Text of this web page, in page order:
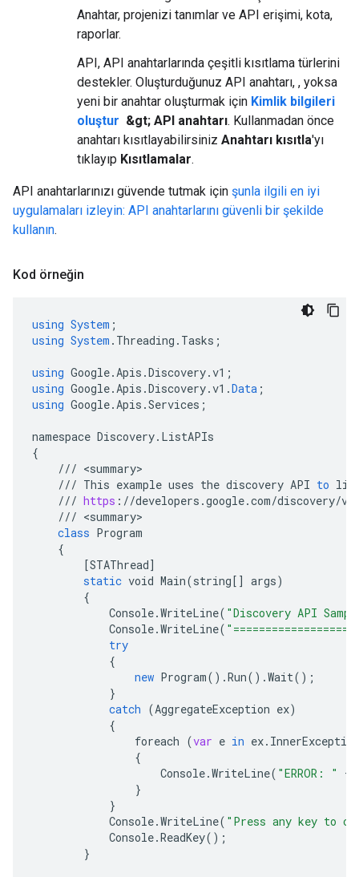
Anahtar, projenizi tanımlar ve API erişimi, kota,
raporlar.
API, API anahtarlarında çeşitli kısıtlama türlerini
destekler. Oluşturduğunuz API anahtarı, , yoksa
yeni bir anahtar oluşturmak için Kimlik bilgileri
oluştur &gt; API anahtarı. Kullanmadan önce
anahtarı kısıtlayabilirsiniz Anahtarı kısıtla'yı
tıklayıp Kısıtlamalar.
API anahtarlarınızı güvende tutmak için şunla ilgili en iyi
uygulamaları izleyin: API anahtarlarını güvenli bir şekilde
kullanın.
Kod örneğin
using System ;
using System . Threading . Tasks ;
using Google.Apis .Discovery.v1 ;
using Google.Apis .Discovery.v1 .Data ;
using Google.Apis .Services ;
namespace Discovery. ListAPIs
{
/// <summary
/// This example uses the discovery API to
/// https : //developers .google.com/discovery/v1
/// <summary
class Program
{
[STAThread]
static void Main(string[] args)
{
Console.WriteLine( "Discovery API
Console.WriteLine(
try
{
new Program().Run().Wait();
}
catch (AggregateException ex)
{
foreach (var e in ex.
{
Console.WriteLine( "ERROR: " +
}
}
Console.WriteLine( "Press any key to
Console.ReadKey();
}